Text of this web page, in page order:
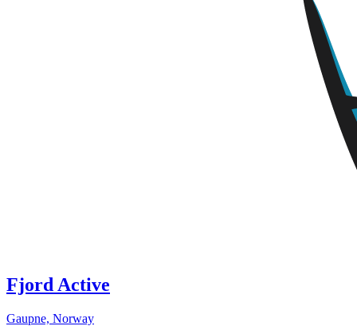
Fjord Active
Gaupne, Norway